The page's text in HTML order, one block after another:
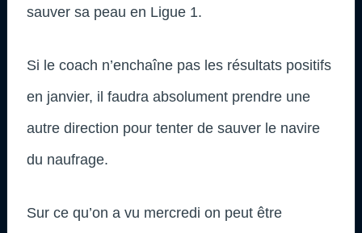
sauver sa peau en Ligue 1.
Si le coach n’enchaîne pas les résultats positifs
en janvier, il faudra absolument prendre une
autre direction pour tenter de sauver le navire
du naufrage.
Sur ce qu’on a vu mercredi on peut être